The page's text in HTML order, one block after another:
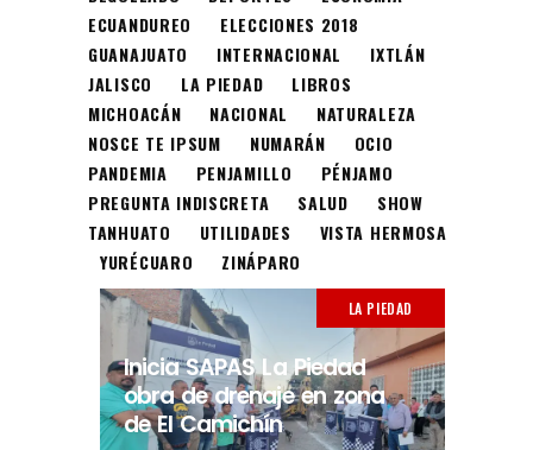
ECUANDUREO
ELECCIONES 2018
GUANAJUATO
INTERNACIONAL
IXTLÁN
JALISCO
LA PIEDAD
LIBROS
MICHOACÁN
NACIONAL
NATURALEZA
NOSCE TE IPSUM
NUMARÁN
OCIO
PANDEMIA
PENJAMILLO
PÉNJAMO
PREGUNTA INDISCRETA
SALUD
SHOW
TANHUATO
UTILIDADES
VISTA HERMOSA
YURÉCUARO
ZINÁPARO
LA PIEDAD
Inicia SAPAS La Piedad
obra de drenaje en zona
de El Camichín